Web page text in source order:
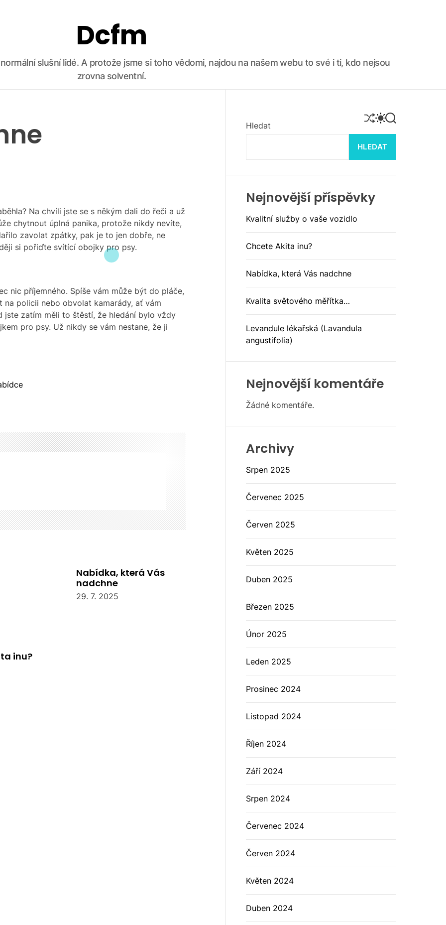
Dcfm
slušní lidé. A protože jsme si toho vědomi, najdou na našem webu to své i ti, kdo nejsou
zrovna solventní.
S
H
U
F
F
L
S
W
I
T
C
H
O
D
S
E
A
R
C
H
Na chvíli jste se s někým dali do řeči a už
chytnout úplná panika, protože nikdy nevíte,
zavolat zpátky, pak je to jen dobře, ne
si pořiďte svítící obojky pro psy.
nic příjemného. Spíše vám může být do pláče,
policii nebo obvolat kamarády, ať vám
jste zatím měli to štěstí, že hledání bylo vždy
pro psy. Už nikdy se vám nestane, že ji
inu?
Nabídka, která Vás
nadchne
29. 7. 2025
Hledat
HLEDAT
Nejnovější příspěvky
Kvalitní služby o vaše vozidlo
Chcete Akita inu?
Nabídka, která Vás nadchne
Kvalita světového měřítka…
Levandule lékařská (Lavandula
angustifolia)
Nejnovější komentáře
Žádné komentáře.
Archivy
Srpen 2025
Červenec 2025
Červen 2025
Květen 2025
Duben 2025
Březen 2025
Únor 2025
Leden 2025
Prosinec 2024
Listopad 2024
Říjen 2024
Září 2024
Srpen 2024
Červenec 2024
Červen 2024
Květen 2024
Duben 2024